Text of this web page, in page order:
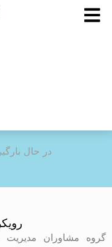
در حال
گروه مشاوران مدیریت